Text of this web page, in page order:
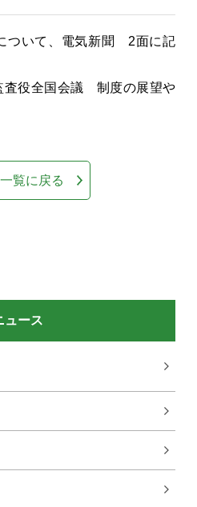
ュース
ついて、電気新聞 2面に記
役全国会議 制度の展望や
覧に戻る